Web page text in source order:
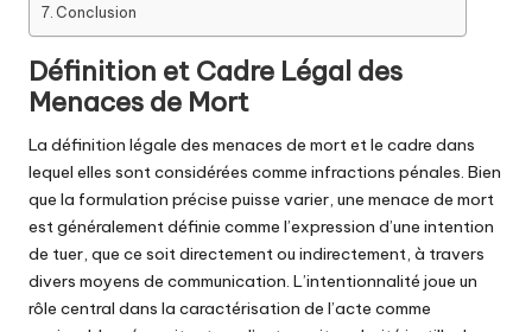
Conclusion
Définition et Cadre Légal des
Menaces de Mort
La définition légale des menaces de mort et le cadre dans
lequel elles sont considérées comme infractions pénales. Bien
que la formulation précise puisse varier, une menace de mort
est généralement définie comme l’expression d’une intention
de tuer, que ce soit directement ou indirectement, à travers
divers moyens de communication. L’intentionnalité joue un
rôle central dans la caractérisation de l’acte comme